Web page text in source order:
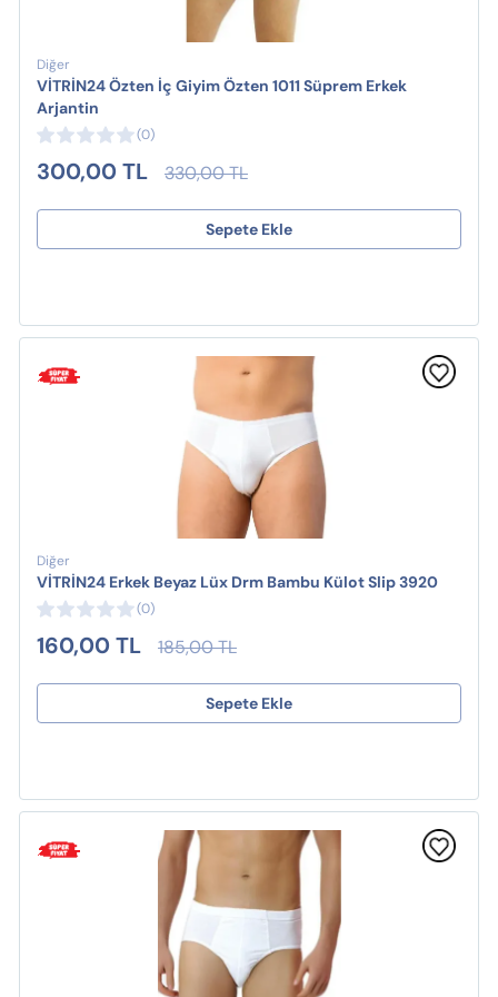
Diğer
VİTRİN24 Özten İç Giyim Özten 1011 Süprem Erkek
Arjantin
(0)
300,00 TL 330,00 TL
Sepete Ekle
Diğer
VİTRİN24 Erkek Beyaz Lüx Drm Bambu Külot Slip 3920
(0)
160,00 TL 185,00 TL
Sepete Ekle